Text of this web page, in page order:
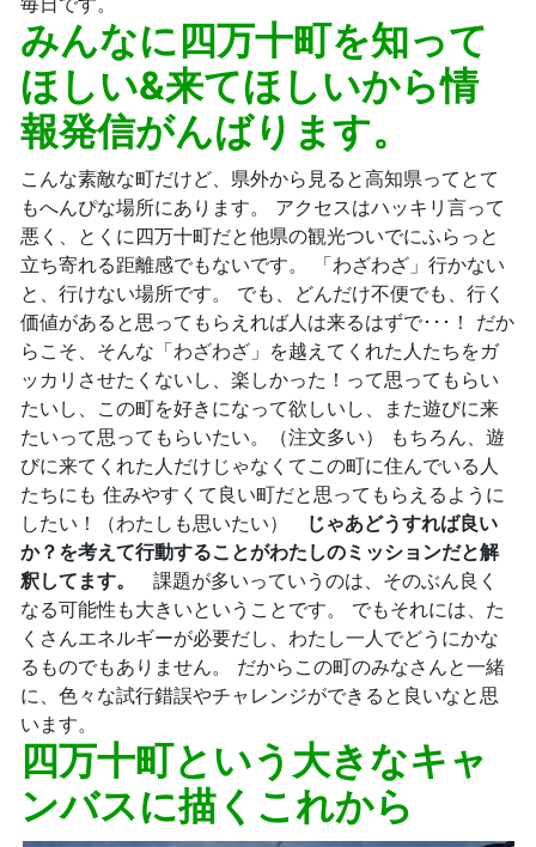
みんなに四万十町を知って
ほしい&来てほしいから情
報発信がんばります。
こんな素敵な町だけど、県外から見ると高知県ってとて
もへんぴな場所にあります。 アクセスはハッキリ言って
悪く、とくに四万十町だと他県の観光ついでにふらっと
立ち寄れる距離感でもないです。 「わざわざ」行かない
と、行けない場所です。 でも、どんだけ不便でも、行く
価値があると思ってもらえれば人は来るはずで･･･！ だか
らこそ、そんな「わざわざ」を越えてくれた人たちをガ
ッカリさせたくないし、楽しかった！って思ってもらい
たいし、この町を好きになって欲しいし、また遊びに来
たいって思ってもらいたい。（注文多い） もちろん、遊
びに来てくれた人だけじゃなくてこの町に住んでいる人
たちにも 住みやすくて良い町だと思ってもらえるように
したい！（わたしも思いたい）
じゃあどうすれば良い
か？を考えて行動することがわたしのミッションだと解
釈してます。
課題が多いっていうのは、そのぶん良く
なる可能性も大きいということです。 でもそれには、た
くさんエネルギーが必要だし、わたし一人でどうにかな
るものでもありません。 だからこの町のみなさんと一緒
に、色々な試行錯誤やチャレンジができると良いなと思
います。
四万十町という大きなキャ
ンバスに描くこれから